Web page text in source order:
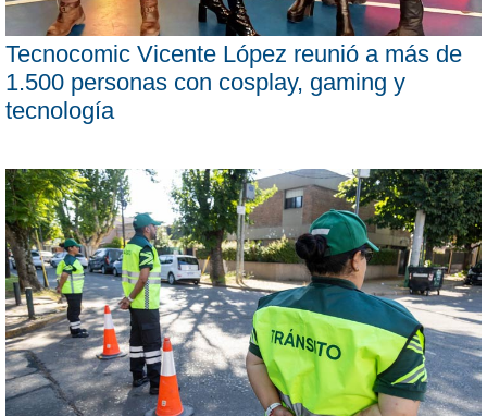
Tecnocomic Vicente López reunió a más de
1.500 personas con cosplay, gaming y
tecnología